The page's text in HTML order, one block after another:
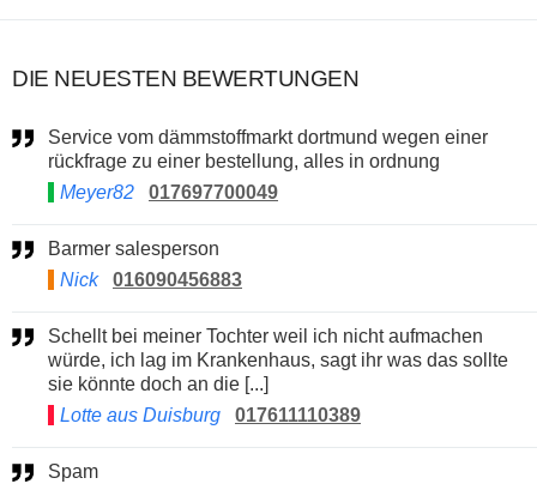
DIE NEUESTEN BEWERTUNGEN
Service vom dämmstoffmarkt dortmund wegen einer
rückfrage zu einer bestellung, alles in ordnung
Meyer82
017697700049
Barmer salesperson
Nick
016090456883
Schellt bei meiner Tochter weil ich nicht aufmachen
würde, ich lag im Krankenhaus, sagt ihr was das sollte
sie könnte doch an die [...]
Lotte aus Duisburg
017611110389
Spam